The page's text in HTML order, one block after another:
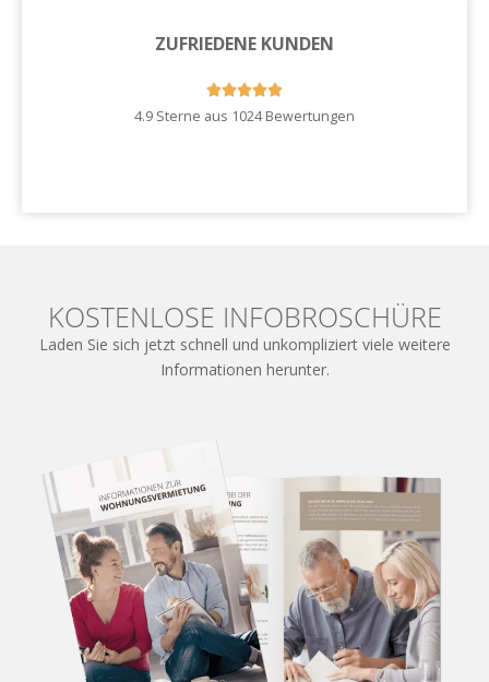
ZUFRIEDENE KUNDEN

4.9 Sterne aus 1024 Bewertungen
KOSTENLOSE INFOBROSCHÜRE
Laden Sie sich jetzt schnell und unkompliziert viele weitere
Informationen herunter.